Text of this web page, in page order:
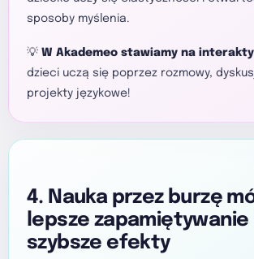
sposoby myślenia.
💡 W Akademeo stawiamy na
dzieci uczą się poprzez rozmowy,
projekty językowe!
4. Nauka przez burzę
lepsze zapamiętywanie
szybsze efekty